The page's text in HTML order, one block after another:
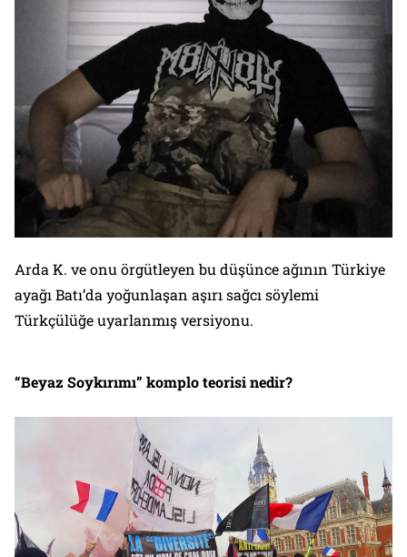
Arda K. ve onu örgütleyen bu düşünce ağının Türkiye
ayağı Batı’da yoğunlaşan aşırı sağcı söylemi
Türkçülüğe uyarlanmış versiyonu.
“Beyaz Soykırımı” komplo teorisi nedir?